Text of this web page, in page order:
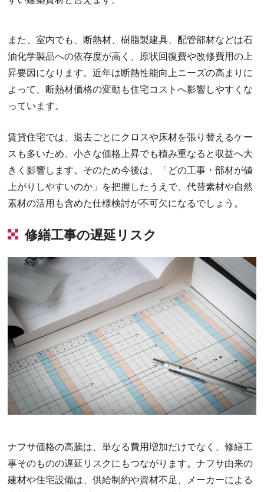
また、室内でも、断熱材、樹脂製建具、配管部材などは石
油化学製品への依存度が高く、原状回復費や改修費用の上
昇要因になります。近年は断熱性能向上ニーズの高まりに
よって、断熱材価格の変動も住宅コストへ影響しやすくな
っています。
賃貸住宅では、退去ごとにクロスや床材を張り替えるケー
スも多いため、小さな価格上昇でも積み重なると収益へ大
きく影響します。そのため今後は、「どの工事・部材が値
上がりしやすいのか」を把握したうえで、代替素材や自然
素材の活用も含めた仕様検討が不可欠になるでしょう。
修繕工事の遅延リスク
ナフサ価格の高騰は、単なる費用増加だけでなく、修繕工
事そのものの遅延リスクにもつながります。ナフサ由来の
建材や住宅設備は、供給制約や資材不足、メーカーによる